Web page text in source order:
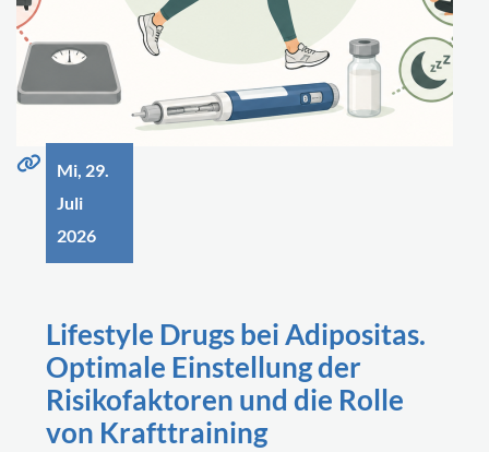
Mi, 29.
Juli
2026
Lifestyle Drugs bei Adipositas.
Optimale Einstellung der
Risikofaktoren und die Rolle
von Krafttraining